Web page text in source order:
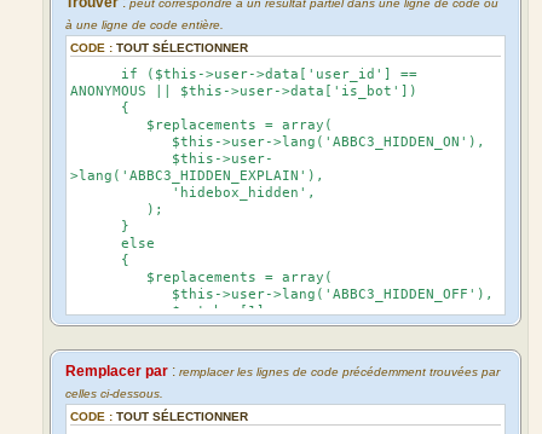
peut correspondre à un résultat partiel dans une ligne de code ou
à une ligne de code entière.
CODE : TOUT SÉLECTIONNER
if ($this->user->data['user_id'] ==
ANONYMOUS || $this->user->data['is_bot'])
{
$replacements = array(
$this->user->lang('ABBC3_HIDDEN_ON'),
$this->user-
>lang('ABBC3_HIDDEN_EXPLAIN'),
'hidebox_hidden',
);
}
else
{
$replacements = array(
$this->user->lang('ABBC3_HIDDEN_OFF'),
$matches[1],
'hidebox_visible',
}
Remplacer par : remplacer les lignes de code précédemment trouvées par
celles ci-dessous.
CODE : TOUT SÉLECTIONNER